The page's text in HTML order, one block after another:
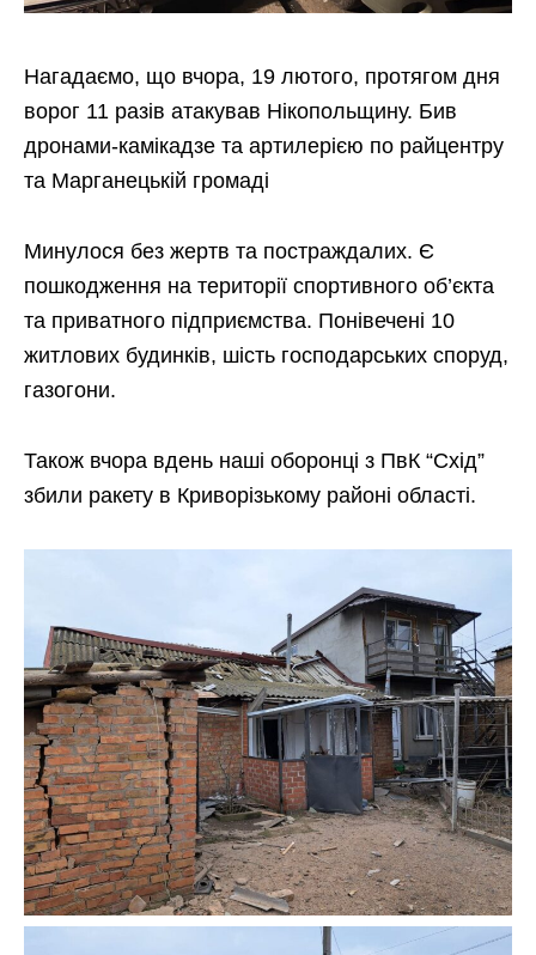
Нагадаємо, що вчора, 19 лютого, протягом дня
ворог 11 разів атакував Нікопольщину. Бив
дронами-камікадзе та артилерією по райцентру
та Марганецькій громаді
Минулося без жертв та постраждалих. Є
пошкодження на території спортивного об’єкта
та приватного підприємства. Понівечені 10
житлових будинків, шість господарських споруд,
газогони.
Також вчора вдень наші оборонці з ПвК “Схід”
збили ракету в Криворізькому районі області.